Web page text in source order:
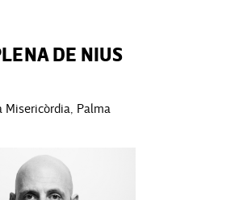
DE NIUS
Misericòrdia, Palma